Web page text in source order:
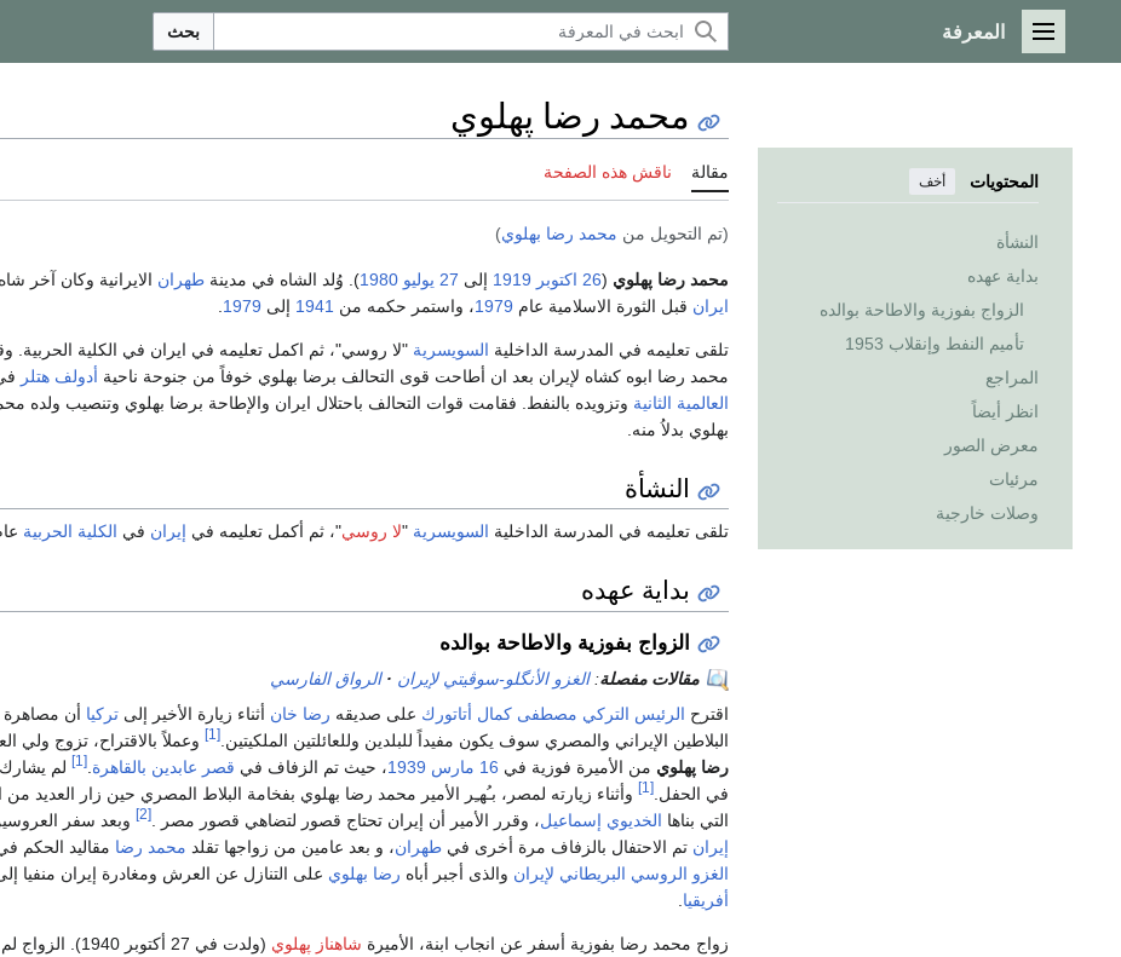
القائمة الرئيسية
المعرفة بحث
المحتويات أخف
النشأة
بداية عهده
الزواج بفوزية والاطاحة بوالده
تأميم النفط وإنقلاب 1953
المراجع
انظر أيضاً
معرض الصور
مرئيات
وصلات خارجية
محمد رضا پهلوي
مقالة ناقش هذه الصفحة
(تم التحويل من محمد رضا بهلوي)
محمد رضا پهلوي (26 اكتوبر 1919 إلى 27 يوليو 1980). وُلد الشاه في مدينة طهران الايرانية وكان آخر
ايران قبل الثورة الاسلامية عام 1979، واستمر حكمه من 1941 إلى 1979
تلقى تعليمه في المدرسة الداخلية السويسرية "لا روسي"، ثم اكمل تعليمه في ايران في الكلية الحربية.
محمد رضا ابوه كشاه لإيران بعد ان أطاحت قوى التحالف برضا بهلوي خوفاً من جنوحة ناحية أدولف هتلر
العالمية الثانية وتزويده بالنفط. فقامت قوات التحالف باحتلال ايران والإطاحة برضا بهلوي وتنصيب ولده
بهلوي بدلاُ منه.
النشأة
تلقى تعليمه في المدرسة الداخلية السويسرية "لا روسي"، ثم أكمل تعليمه في إيران في الكلية الحربية
بداية عهده
الزواج بفوزية والاطاحة بوالده
مقالات مفصلة:الغزو الأنگلو-سوڤيتي لإيران
الرواق الفارسي
اقترح الرئيس التركي مصطفى كمال أتاتورك على صديقه رضا خان أثناء زيارة الأخير إلى تركيا أن مصاهرة
البلاطين الإيراني والمصري سوف يكون مفيداً للبلدين وللعائلتين الملكيتين. [1] وعملاً بالاقتراح، تزوج ولي
رضا پهلوي من الأميرة فوزية في 16 مارس 1939، حيث تم الزفاف في قصر عابدين بالقاهرة [1]
لم
في الحفل. [1]
وأثناء زيارته لمصر، بـُهـِر الأمير محمد رضا بهلوي بفخامة البلاط المصري حين زار العديد من
التي بناها الخديوي إسماعيل، وقرر الأمير أن إيران تحتاج قصور لتضاهي قصور مصر . [2]
وبعد سفر
إيران تم الاحتفال بالزفاف مرة أخرى في طهران، و بعد عامين من زواجها تقلد محمد رضا مقاليد الحكم
الغزو الروسي البريطاني لإيران والذى أجبر أباه رضا بهلوي على التنازل عن العرش ومغادرة إيران منفيا
أفريقيا
زواج محمد رضا بفوزية أسفر عن انجاب ابنة، الأميرة شاهناز پهلوي
(ولدت في 27